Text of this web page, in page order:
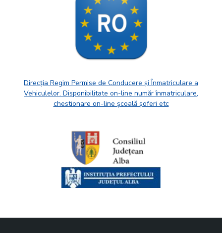
Direcția Regim Permise de Conducere și Înmatriculare a
Vehiculelor. Disponibilitate on-line număr înmatriculare,
chestionare on-line școală șoferi etc